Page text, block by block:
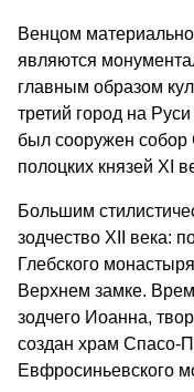
Венцом
являются
главным образом
третий город на
был сооружен
полоцких князей XI
Большим
зодчество XII века:
Глебского
Верхнем замке.
зодчего Иоанна,
создан храм Спасо-
Евфросиньевского